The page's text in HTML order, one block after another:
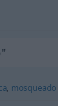
, mosqueado